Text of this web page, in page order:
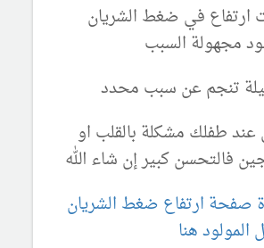
ارتفاع في ضغط الشريان
مجهولة السبب
تنجم عن سبب محدد
عند طفلك مشكلة بالقلب او
فالتحسن كبير إن شاء الله
صفحة ارتفاع ضغط الشريان
المولود هنا